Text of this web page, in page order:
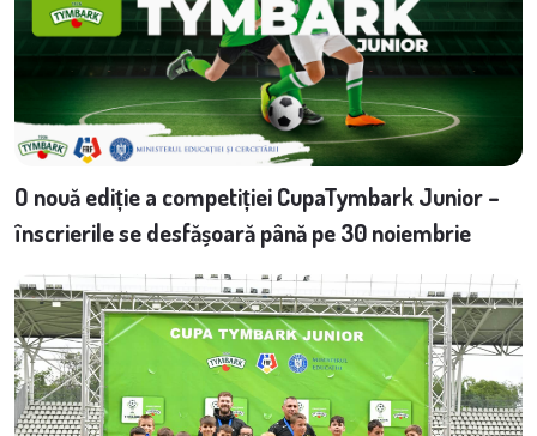
O nouă ediție a competiției CupaTymbark Junior –
înscrierile se desfășoară până pe 30 noiembrie